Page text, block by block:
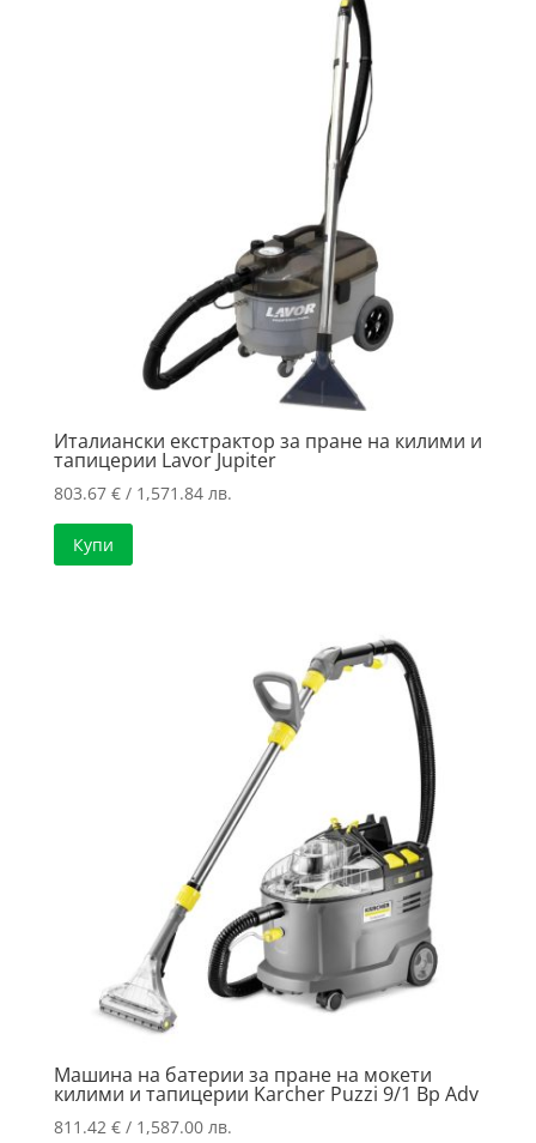
Италиански екстрактор за пране на килими и
тапицерии Lavor Jupiter
803.67 €/ 1,571.84 лв.
Купи
Машина на батерии за пране на мокети
килими и тапицерии Karcher Puzzi 9/1 Bp Adv
811.42 €/ 1,587.00 лв.